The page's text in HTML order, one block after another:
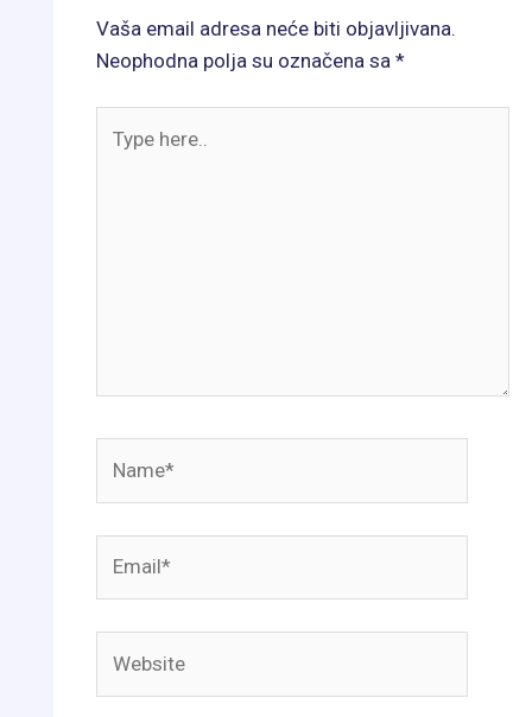
Vaša email adresa neće biti objavljivana.
Neophodna polja su označena sa*
here..